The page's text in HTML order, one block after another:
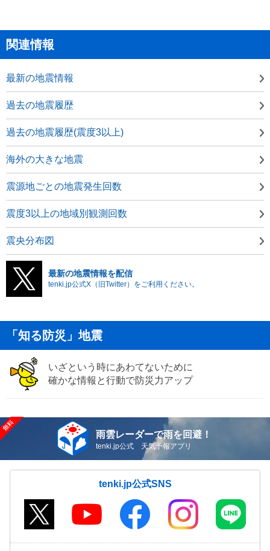
関連情報
最新の地震情報
過去の地震履歴
過去の地震履歴(震度3以上)
海外の大きな地震
震源地ごとの地震発生回数
震度3以上の地域別観測回数
震央分布図
最新の地震情報を配信
tenki.jp公式X（旧Twitter）をご利用ください。
「知る防災」地震
いざという時にあわてないために
確かな情報と行動で防災力アップ
雨雲レーダーで雨を回避！
tenki.jp公式 天気予報アプリ
tenki.jp公式SNS